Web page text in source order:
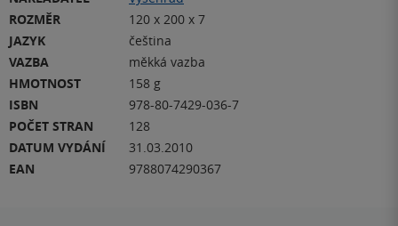
ROZMĚR
120 x 200 x 7
JAZYK
čeština
VAZBA
měkká vazba
HMOTNOST
158 g
ISBN
978-80-7429-036-7
POČET STRAN
128
DATUM VYDÁNÍ
31.03.2010
EAN
9788074290367